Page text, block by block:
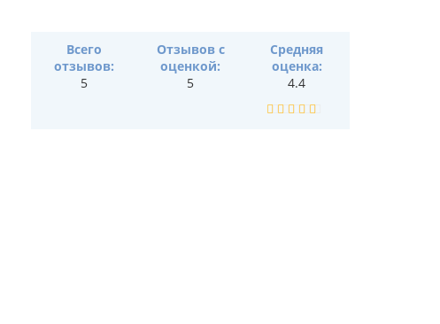
Всего
отзывов:
5
Отзывов с
оценкой:
5
Средняя
оценка:
4.4